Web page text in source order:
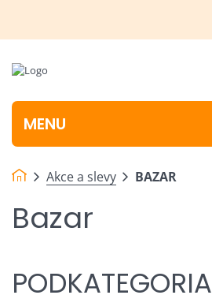
MENU
Akce a slevy BAZAR
Bazar
PODKATEGORIA